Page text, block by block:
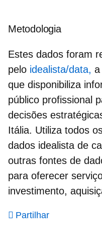
Metodologia
Estes dados foram
pelo idealista/data, a
que disponibiliza
público profissional
decisões
Itália. Utiliza todos
dados idealista de
outras fontes de
para oferecer
investimento,
Partilhar